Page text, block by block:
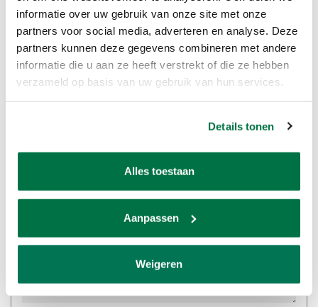
informatie over uw gebruik van onze site met onze
partners voor social media, adverteren en analyse. Deze
partners kunnen deze gegevens combineren met andere
informatie die u aan ze heeft verstrekt of die ze hebben
verzameld op basis van uw gebruik van hun services.
Details tonen
Alles toestaan
Aanpassen
Weigeren
Wees de eerste om te reageren...
Laat een reactie achter
Naam:*
* Uw e-mailadres wordt niet gepubliceerd.
Opmerking:*